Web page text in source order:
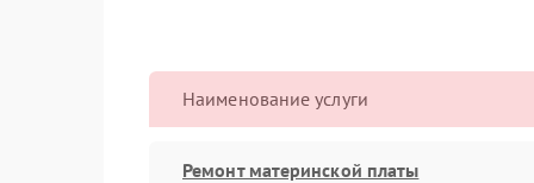
Наименование услуги
Ремонт материнской платы